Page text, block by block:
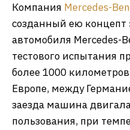
Компания Mercedes-
созданный ею концепт
автомобиля Mercedes-
тестового испытания
более 1000
Европе, между
заезда машина
пользования, при